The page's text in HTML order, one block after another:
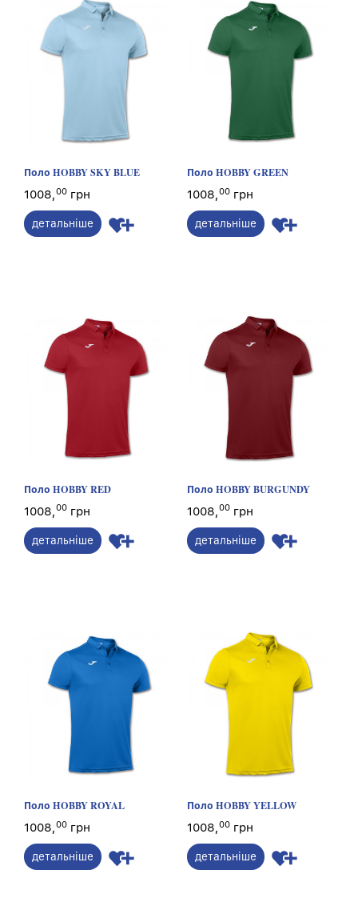
Поло HOBBY SKY BLUE
1008,00 грн
детальніше
Поло HOBBY GREEN
1008,00 грн
детальніше
Поло HOBBY RED
1008,00 грн
детальніше
Поло HOBBY BURGUNDY
1008,00 грн
детальніше
Поло HOBBY ROYAL
1008,00 грн
детальніше
Поло HOBBY YELLOW
1008,00 грн
детальніше